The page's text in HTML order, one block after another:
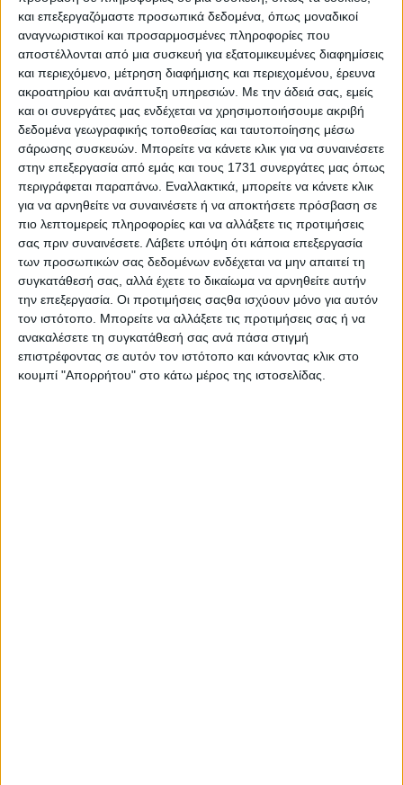
και επεξεργαζόμαστε προσωπικά δεδομένα, όπως μοναδικοί
αναγνωριστικοί και προσαρμοσμένες πληροφορίες που
αποστέλλονται από μια συσκευή για εξατομικευμένες διαφημίσεις
και περιεχόμενο, μέτρηση διαφήμισης και περιεχομένου, έρευνα
ακροατηρίου και ανάπτυξη υπηρεσιών. Με την άδειά σας, εμείς
και οι συνεργάτες μας ενδέχεται να χρησιμοποιήσουμε ακριβή
δεδομένα γεωγραφικής τοποθεσίας και ταυτοποίησης μέσω
σάρωσης συσκευών. Μπορείτε να κάνετε κλικ για να συναινέσετε
στην επεξεργασία από εμάς και τους 1731 συνεργάτες μας όπως
περιγράφεται παραπάνω. Εναλλακτικά, μπορείτε να κάνετε κλικ
για να αρνηθείτε να συναινέσετε ή να αποκτήσετε πρόσβαση σε
πιο λεπτομερείς πληροφορίες και να αλλάξετε τις προτιμήσεις
σας πριν συναινέσετε. Λάβετε υπόψη ότι κάποια επεξεργασία
των προσωπικών σας δεδομένων ενδέχεται να μην απαιτεί τη
συγκατάθεσή σας, αλλά έχετε το δικαίωμα να αρνηθείτε αυτήν
την επεξεργασία. Οι προτιμήσεις σαςθα ισχύουν μόνο για αυτόν
τον ιστότοπο. Μπορείτε να αλλάξετε τις προτιμήσεις σας ή να
ανακαλέσετε τη συγκατάθεσή σας ανά πάσα στιγμή
επιστρέφοντας σε αυτόν τον ιστότοπο και κάνοντας κλικ στο
κουμπί "Απορρήτου" στο κάτω μέρος της ιστοσελίδας.
του Λουξεμβούργου.
Η συναλλαγή έγινε δεκτή με εξαιρετικό ενδιαφέρον από
τους επενδυτές κάτι το οποίο είχε σαν αποτέλεσμα η
συνολική ζήτηση να ανέλθει στα €3.8 δισεκατομμύρια
ευρώ, με υπερκάλυψη 9.5 φορές, παρέχοντας την
δυνατότητα στην Eurobank να αντλήσει €400
εκατομμύρια ευρώ μειώνοντας το πιστωτικό περιθώριο του
ομολόγου σε 160μ.β. από 200μ.β. που ήταν η αρχική
ενδεικτική προσφορά. Η διαδικασία βιβλίου προσφορών
προσέλκυσε ισχυρή ζήτηση από ξένους επενδυτές με
σημαντική γεωγραφική διασπορά, καθώς η Τράπεζα
συγκέντρωσε εντολές από 117 διαφορετικούς επενδυτές.
Κατά την κατανομή της νέας έκδοσης, οι ξένοι επενδυτές
αντιπροσωπεύουν το 94%, με συμμετοχή κυρίως από το
Ηνωμένο Βασίλειο και Ιρλανδία (50%), την Γαλλία (22%)
και συνολικά τις χώρες Γερμανία, Αυστρία και Ελβετία
(8%). Όσον αφορά στον τύπο των επενδυτών, το 75%
κατανεμήθηκε σε Διαχειριστές Κεφαλαίων (Asset
Managers), 16% σε Τράπεζες και Τράπεζες Ιδιωτών (Private
Banks) και 3% σε Ασφαλιστικά και Συνταξιοδοτικά Ταμεία